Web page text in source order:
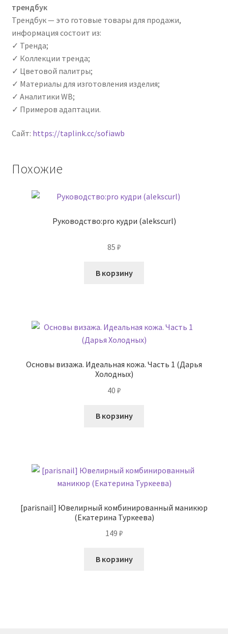
трендбук
Трендбук — это готовые товары для продажи,
информация состоит из:
✓ Тренда;
‌✓ Коллекции тренда;
‌✓ Цветовой палитры;
‌✓ Материалы для изготовления изделия;
‌✓ Аналитики WB;
‌✓ Примеров адаптации.
Сайт: https://taplink.cc/sofiawb
Похожие
Руководство:pro кудри (alekscurl)
85 ₽
В корзину
Основы визажа. Идеальная кожа. Часть 1 (Дарья
Холодных)
40 ₽
В корзину
[parisnail] Ювелирный комбинированный маникюр
(Екатерина Туркеева)
149 ₽
В корзину